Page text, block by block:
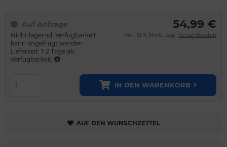
Auf Anfrage
Nicht lagernd, Verfügbarkeit
kann angefragt werden
Lieferzeit: 1-2 Tage ab
Verfügbarkeit
54,99 €
inkl. 19 % MwSt. zzgl. Versandkosten
IN DEN WARENKORB
AUF DEN WUNSCHZETTEL